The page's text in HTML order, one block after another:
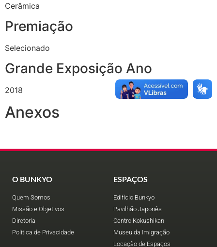
Cerâmica
Premiação
Selecionado
Grande Exposição Ano
2018
Anexos
O BUNKYO
Quem Somos
Missão e Objetivos
Diretoria
Política de Privacidade
ESPAÇOS
Edifício Bunkyo
Pavilhão Japonês
Centro Kokushikan
Museu da Imigração
Locação de Espaços